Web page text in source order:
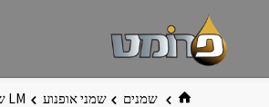
בית שמנים שמני אופנוע LM שמן 10W40 לאופנוע 4T – ‏1 ליטר